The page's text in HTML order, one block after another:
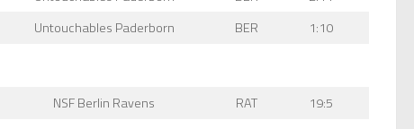
Untouchables Paderborn BER
1:10
NSF Berlin Ravens RAT
19:5